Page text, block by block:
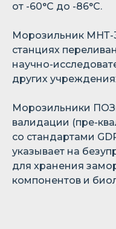
от -60°C до -86°C.
Морозильник МНТ-
станциях
научно-
других
Морозильники
валидации (пре-
со стандартами
указывает на
для хранения
компонентов и